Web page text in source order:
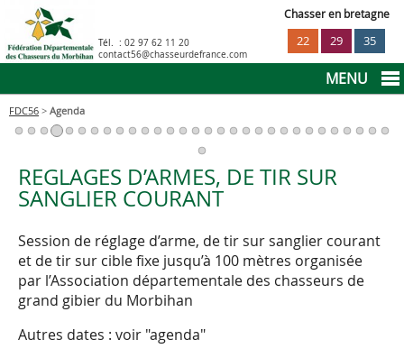
Tél. : 02 97 62 11 20
contact56@chasseurdefrance.com
Chasser en bretagne
22 29 35
MENU
La sécurité à la chasse
Réglementation
Déclaration prélèvements sangliers
Le permis de chasser
Agenda
FDC56 > Agenda
REGLAGES D’ARMES, DE TIR SUR
SANGLIER COURANT
Session de réglage d’arme, de tir sur sanglier courant
et de tir sur cible fixe jusqu’à 100 mètres organisée
par l’Association départementale des chasseurs de
grand gibier du Morbihan
Autres dates : voir "agenda"